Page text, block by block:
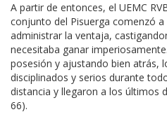
A partir de entonces, el UEMC
conjunto del Pisuerga comenzó
administrar la ventaja,
necesitaba ganar
posesión y ajustando bien atrás,
disciplinados y serios durante
distancia y llegaron a los últimos
66).